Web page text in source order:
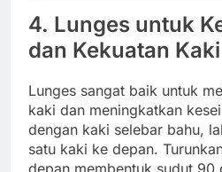
4. Lunges untuk
dan Kekuatan Kaki
Lunges sangat baik untuk
kaki dan meningkatkan
dengan kaki selebar bahu,
satu kaki ke depan.